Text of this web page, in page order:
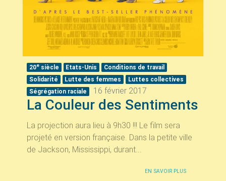
20esiècle Etats-Unis
Conditions de travail
Solidarité
Lutte des femmes
Luttes collectives
Ségrégation raciale
16 février 2017
La Couleur des Sentiments
La projection aura lieu à 9h30 !!! Le film sera
projeté en version française. Dans la petite ville
de Jackson, Mississippi, durant...
EN SAVOIR PLUS